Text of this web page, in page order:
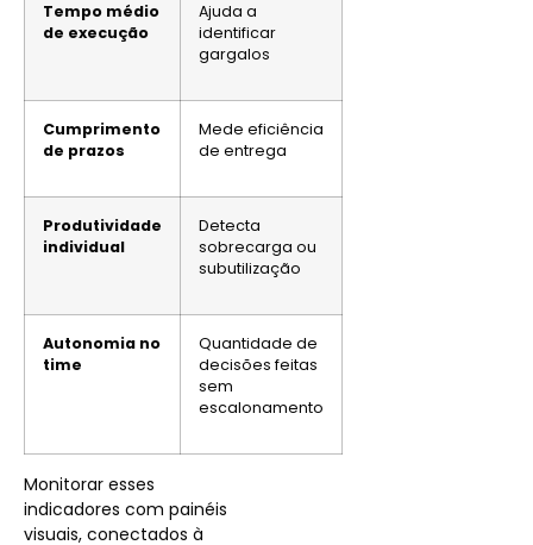
Tempo médio
de execução
Ajuda a
identificar
gargalos
Cumprimento
de prazos
Mede eficiência
de entrega
Produtividade
individual
Detecta
sobrecarga ou
subutilização
Autonomia no
time
Quantidade de
decisões feitas
sem
escalonamento
Monitorar esses
indicadores com painéis
visuais, conectados à